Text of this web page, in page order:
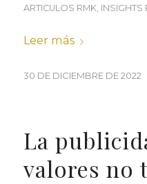
ARTICULOS RMK, INSIGHTS
Leer más
30 DE DICIEMBRE DE 2022
La
valores no